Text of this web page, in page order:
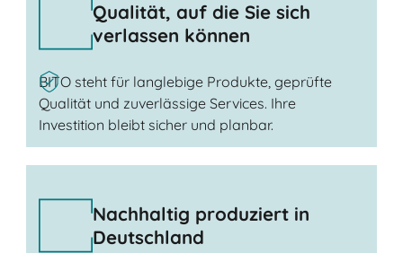
Qualität, auf die Sie sich
verlassen können
BITO steht für langlebige Produkte, geprüfte
Qualität und zuverlässige Services. Ihre
Investition bleibt sicher und planbar.
Nachhaltig produziert in
Deutschland